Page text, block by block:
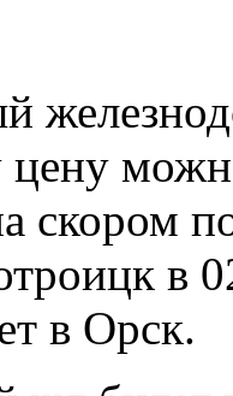
цену
скором
в
в Орск.